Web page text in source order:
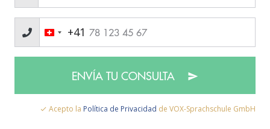
+41
ENVÍA TU CONSULTA
Acepto la Política de Privacidad de VOX-Sprachschule GmbH